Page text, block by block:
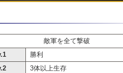
俠客(後列)
戦力
2,626
敵軍を全て撃破
勝利
3体以上生存